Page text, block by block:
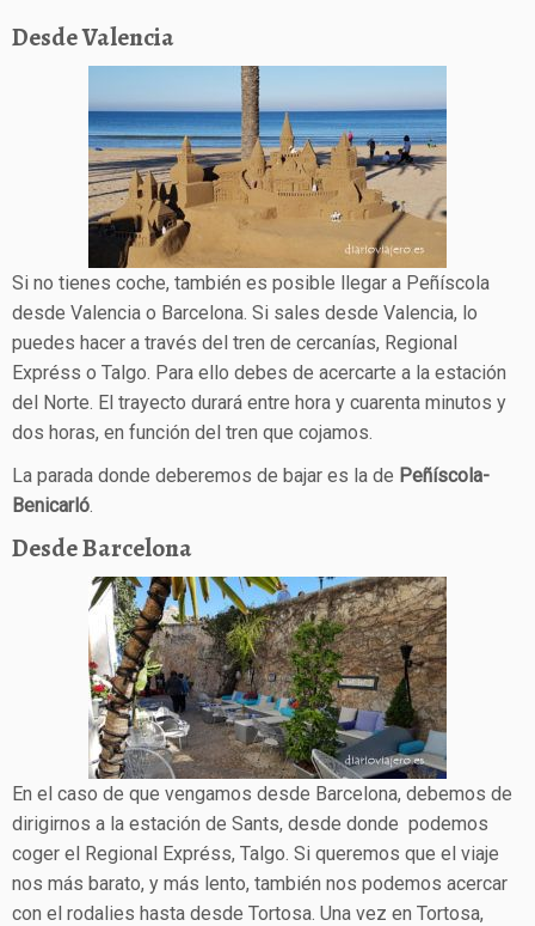
Desde Valencia
Si no tienes coche, también es posible llegar a Peñíscola
desde Valencia o Barcelona. Si sales desde Valencia, lo
puedes hacer a través del tren de cercanías, Regional
Expréss o Talgo. Para ello debes de acercarte a la estación
del Norte. El trayecto durará entre hora y cuarenta minutos y
dos horas, en función del tren que cojamos.
La parada donde deberemos de bajar es la de Peñíscola-
Benicarló.
Desde Barcelona
En el caso de que vengamos desde Barcelona, debemos de
dirigirnos a la estación de Sants, desde donde podemos
coger el Regional Expréss, Talgo. Si queremos que el viaje
nos más barato, y más lento, también nos podemos acercar
con el rodalies hasta desde Tortosa. Una vez en Tortosa,